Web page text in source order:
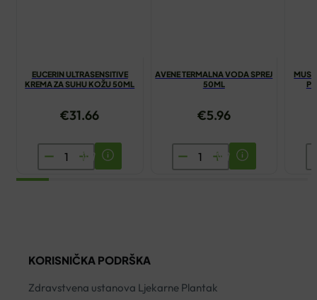
EUCERIN ULTRASENSITIVE
KREMA ZA SUHU KOŽU 50ML
€31.66
EUCERIN
ULTRASENSITIVE
50ML
količina
AVENE TERMALNA VODA SPREJ
50ML
€5.96
AVENE
TERMALNA
KORISNIČKA PODRŠKA
Zdravstvena ustanova Ljekarne Plantak